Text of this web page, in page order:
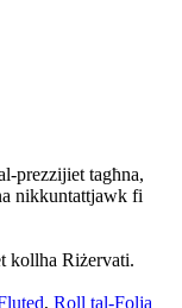
prezzijiet tagħna,
nikkuntattjawk fi
kollha Riżervati.
, Roll tal-Folja